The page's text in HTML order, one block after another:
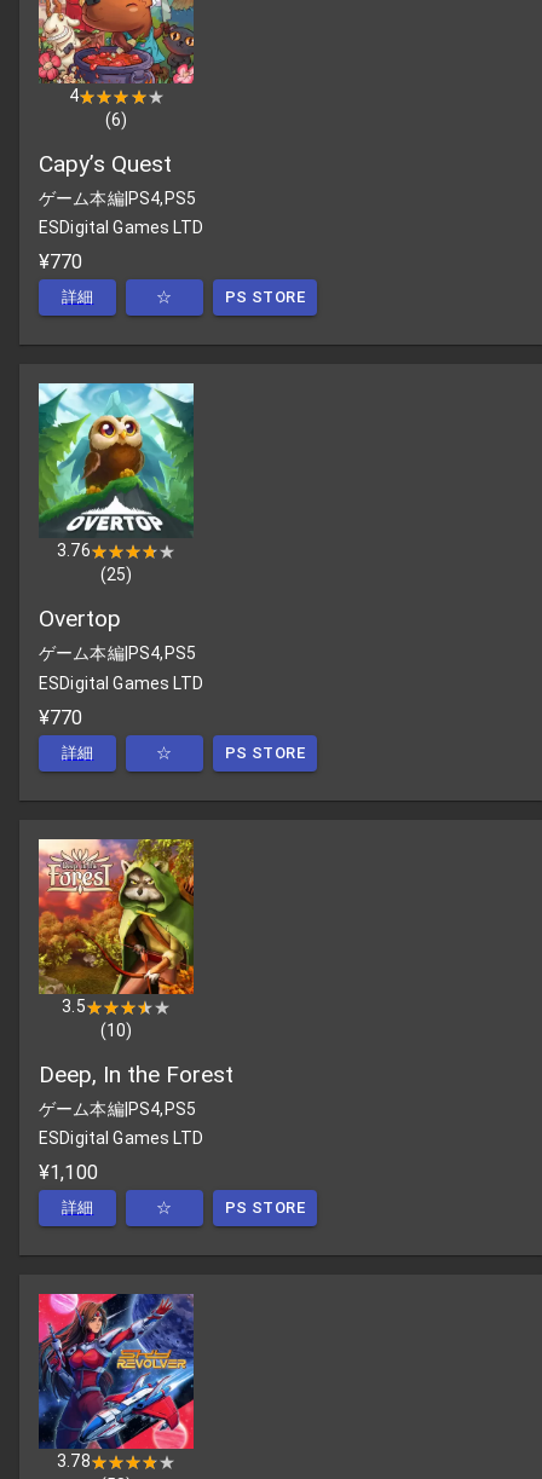
4★★★★★
★★★★★
(6)
Capy’s Quest
ゲーム本編|PS4,PS5
ESDigital Games LTD
¥770
詳細 ☆ PS STORE
3.76★★★★★
★★★★★
(25)
Overtop
ゲーム本編| PS4,PS5
ESDigital Games LTD
¥770
詳細 ☆ PS STORE
3.5★★★★★
★★★★★
(10)
Deep, In the Forest
ゲーム本編|PS4,PS5
ESDigital Games LTD
¥1,100
詳細 ☆ PS STORE
3.78★★★★★
★★★★★